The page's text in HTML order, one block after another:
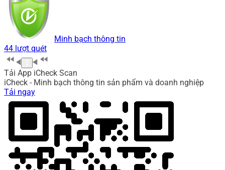
Minh bạch thông tin
44 lượt quét
Tải App iCheck Scan
iCheck - Minh bạch thông tin sản phẩm và doanh nghiệp
Tải ngay